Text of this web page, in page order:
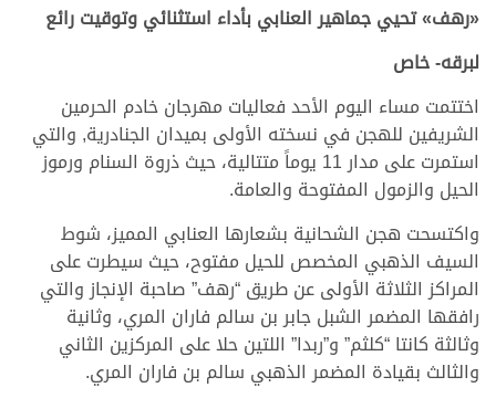
«رهف» تحيي جماهير العنابي بأداء استثنائي وتوقيت رائع
لبرقه- خاص
اختتمت مساء اليوم الأحد فعاليات مهرجان خادم الحرمين
الشريفين للهجن في نسخته الأولى بميدان الجنادرية, والتي
استمرت على مدار 11 يوماً متتالية، حيث ذروة السنام ورموز
الحيل والزمول المفتوحة والعامة.
واكتسحت هجن الشحانية بشعارها العنابي المميز، شوط
السيف الذهبي المخصص للحيل مفتوح، حيث سيطرت على
المراكز الثلاثة الأولى عن طريق “رهف” صاحبة الإنجاز والتي
رافقها المضمر الشبل جابر بن سالم فاران المري، وثانية
وثالثة كانتا “كلثم” و”ربدا” اللتين حلا على المركزين الثاني
والثالث بقيادة المضمر الذهبي سالم بن فاران المري.